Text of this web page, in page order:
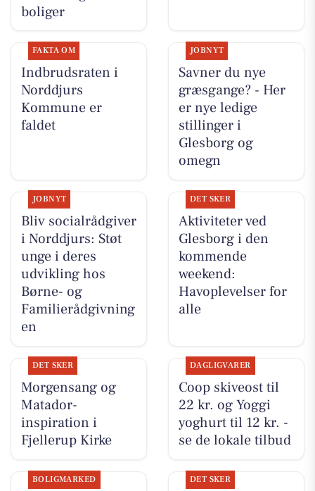
boliger
FAKTA OM
Indbrudsraten i
Norddjurs
Kommune er
faldet
JOBNYT
Savner du nye
græsgange? - Her
er nye ledige
stillinger i
Glesborg og
omegn
JOBNYT
Bliv socialrådgiver
i Norddjurs: Støt
unge i deres
udvikling hos
Børne- og
Familierådgivning
en
DET SKER
Aktiviteter ved
Glesborg i den
kommende
weekend:
Havoplevelser for
alle
DET SKER
Morgensang og
Matador-
inspiration i
Fjellerup Kirke
DAGLIGVARER
Coop skiveost til
22 kr. og Yoggi
yoghurt til 12 kr. -
se de lokale tilbud
BOLIGMARKED DET SKER